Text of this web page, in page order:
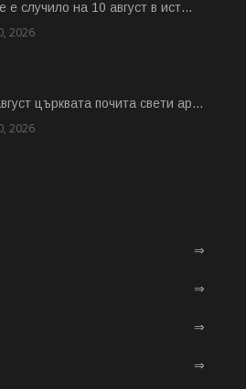
е случило на 10 август в ист...
2026
църквата почита свети ар...
2026
⇒
⇒
⇒
⇒